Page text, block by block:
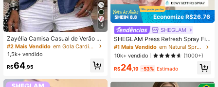
14
Zayélia Camisa Casual de Verão El
egante e Simples com Tecido Liso
para Mulheres, Camisa de Trabalho
#2 Mais Vendido
em Gola Cardigan Tops, blusas e camisetas feminina
1,5k+ vendido
R$64 ,95
Economize R$26,76
SHEGLAM
SHEGLAM Press Refresh Spray Fix
ador Marca De Beleza CosméTicos
Maquiagem Para Mulheres E Menin
as
#1 Mais Vendido
em Natural Spray de fixação
10k+ vendido
(1000+)
R$24,19 -53% Estimado